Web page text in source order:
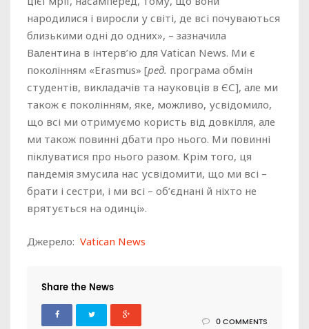
народилися і виросли у світі, де всі почуваються
близькими одні до одних», – зазначила
Валентина в інтерв’ю для Vatican News. Ми є
поколінням «Erasmus» [ред. програма обмін
студентів, викладачів та науковців в ЄС], але ми
також є поколінням, яке, можливо, усвідомило,
що всі ми отримуємо користь від довкілля, але
ми також повинні дбати про нього. Ми повинні
піклуватися про нього разом. Крім того, ця
пандемія змусила нас усвідомити, що ми всі –
брати і сестри, і ми всі – об’єднані й ніхто не
врятується на одинці».
Джерело: Vatican News
Share the News
0 COMMENTS